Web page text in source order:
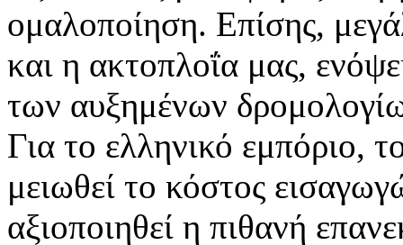
ομαλοποίηση. Επίσης,
και η ακτοπλοΐα μας,
των αυξημένων
Για το ελληνικό εμπόριο,
μειωθεί το κόστος
αξιοποιηθεί η πιθανή